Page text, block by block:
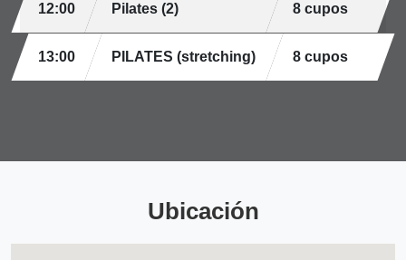
12:00 Pilates (2) 8 cupos
13:00 PILATES (stretching) 8 cupos
Ubicación